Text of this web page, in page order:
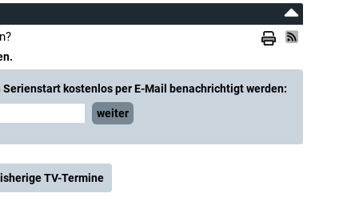
Serienstart kostenlos per E-Mail benachrichtigt werden:
weiter
TV-Termine